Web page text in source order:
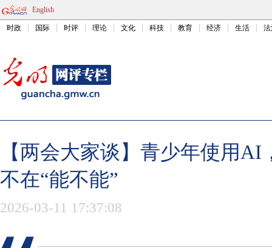
English
时政 国际 时评 理论 文化 科技 教育 经济 生活
【两会大家谈】青少年使用AI
不在“能不能”
2026-03-11 17:37:08